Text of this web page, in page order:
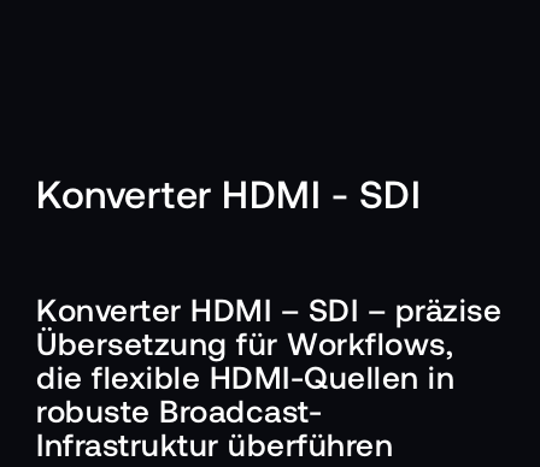
Konverter HDMI - SDI
Konverter HDMI – SDI – präzise
Übersetzung für Workflows,
die flexible HDMI-Quellen in
robuste Broadcast-
Infrastruktur überführen